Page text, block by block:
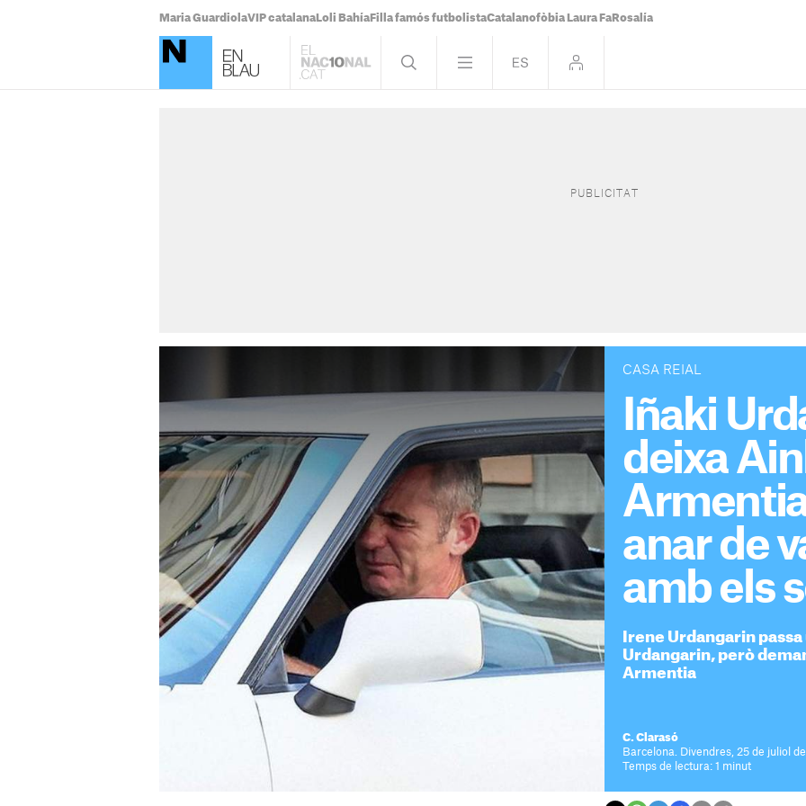
Maria GuardiolaVIP catalana Loli Bahía Filla famós futbolistaCatalanofòbia Laura Fa Rosalía
CASA REIAL
Iñaki
deixa
anar de
amb els
Irene Urdangarin
Urdangarin, però
Armentia
C. Clarasó
Barcelona. Divendres, 25 de juliol
Temps de lectura: 1 minut